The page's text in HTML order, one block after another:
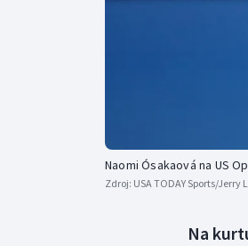
Naomi Ósakaová na US
Zdroj: USA TODAY Sports/Jerry
Na